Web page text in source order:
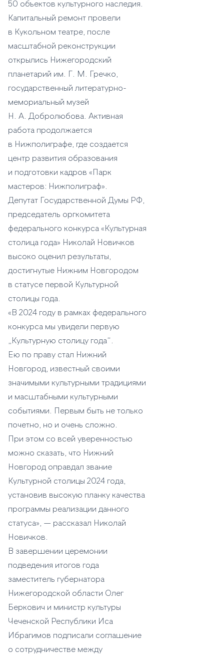
50 объектов культурного наследия.
Капитальный ремонт провели
в Кукольном театре, после
масштабной реконструкции
открылись Нижегородский
планетарий им. Г. М. Гречко,
государственный литературно-
мемориальный музей
Н. А. Добролюбова. Активная
работа продолжается
в Нижполиграфе, где создается
центр развития образования
и подготовки кадров «Парк
мастеров: Нижполиграф».
Депутат Государственной Думы РФ,
председатель оргкомитета
федерального конкурса «Культурная
столица года» Николай Новичков
высоко оценил результаты,
достигнутые Нижним Новгородом
в статусе первой Культурной
столицы года.
«В 2024 году в рамках федерального
конкурса мы увидели первую
„Культурную столицу года“.
Ею по праву стал Нижний
Новгород, известный своими
значимыми культурными традициями
и масштабными культурными
событиями. Первым быть не только
почетно, но и очень сложно.
При этом со всей уверенностью
можно сказать, что Нижний
Новгород оправдал звание
Культурной столицы 2024 года,
установив высокую планку качества
программы реализации данного
статуса», — рассказал Николай
Новичков.
В завершении церемонии
подведения итогов года
заместитель губернатора
Нижегородской области Олег
Беркович и министр культуры
Чеченской Республики Иса
Ибрагимов подписали соглашение
о сотрудничестве между